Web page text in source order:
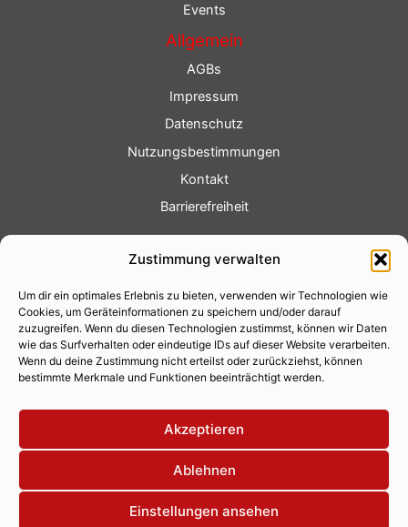
Zustimmung verwalten
Um dir ein optimales Erlebnis zu bieten, verwenden wir Technologien wie
Cookies, um Geräteinformationen zu speichern und/oder darauf
zuzugreifen. Wenn du diesen Technologien zustimmst, können wir Daten
wie das Surfverhalten oder eindeutige IDs auf dieser Website verarbeiten.
Wenn du deine Zustimmung nicht erteilst oder zurückziehst, können
bestimmte Merkmale und Funktionen beeinträchtigt werden.
Akzeptieren
Ablehnen
Einstellungen ansehen
Events
Allgemein
AGBs
Impressum
Datenschutz
Nutzungsbestimmungen
Kontakt
Barrierefreiheit
Fotoservice
Videoservice
Werbung
Contenterstellung
Lokalnachrichten
Lokalfernsehen
Eventkalender